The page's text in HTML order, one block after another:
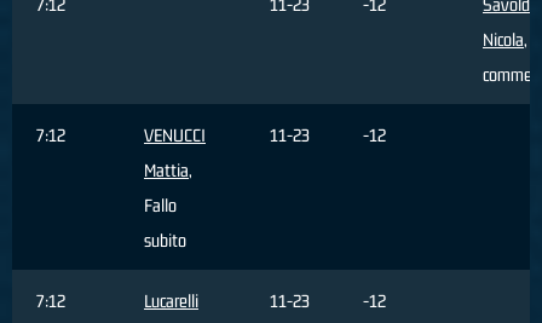
Nicola,
7:12
VENUCCI
Mattia,
Fallo
subito
11-23 -12
7:12
Lucarelli
11-23 -12